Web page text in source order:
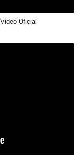
Oficial